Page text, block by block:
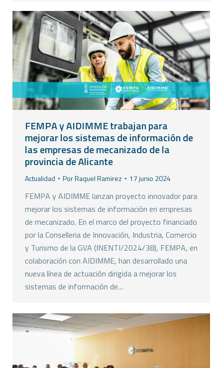
FEMPA y AIDIMME trabajan para
mejorar los sistemas de información de
las empresas de mecanizado de la
provincia de Alicante
Actualidad PorRaquel Ramirez 17 junio 2024
FEMPA y AIDIMME lanzan proyecto innovador para
mejorar los sistemas de información en empresas
de mecanizado. En el marco del proyecto financiado
por la Conselleria de Innovación, Industria, Comercio
y Turismo de la GVA (INENTI/2024/38), FEMPA, en
colaboración con AIDIMME, han desarrollado una
nueva línea de actuación dirigida a mejorar los
sistemas de información de…